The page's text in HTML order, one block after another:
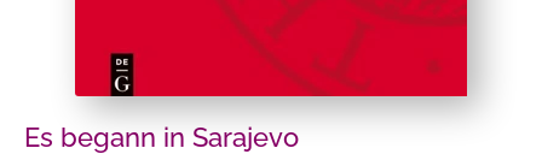
Es begann in Sarajevo